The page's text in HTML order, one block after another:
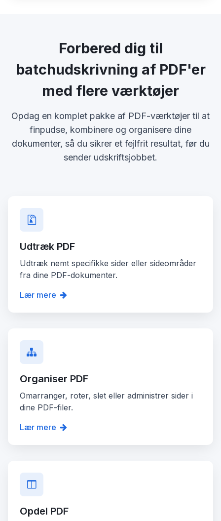
Forbered dig til
batchudskrivning af PDF'er
med flere værktøjer
Opdag en komplet pakke af PDF-værktøjer til at
finpudse, kombinere og organisere dine
dokumenter, så du sikrer et fejlfrit resultat, før du
sender udskriftsjobbet.
Udtræk PDF
Udtræk nemt specifikke sider eller sideområder
fra dine PDF-dokumenter.
Lær mere
Organiser PDF
Omarranger, roter, slet eller administrer sider i
dine PDF-filer.
Lær mere
Opdel PDF